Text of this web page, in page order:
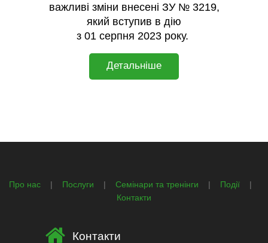
важливі зміни внесені ЗУ № 3219,
який вступив в дію
з 01 серпня 2023 року.
Детальніше
Про нас | Послуги | Семінари та тренінги | Події
|
Контакти
Контакти